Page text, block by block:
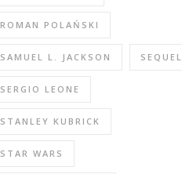
ROMAN POLAŃSKI
SAMUEL L. JACKSON SEQUEL
SERGIO LEONE
STANLEY KUBRICK
STAR WARS